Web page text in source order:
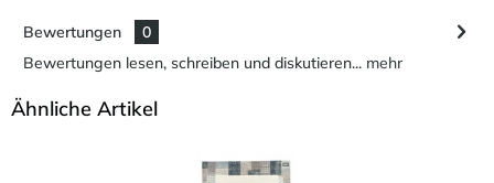
Bewertungen
0
Bewertungen lesen, schreiben und diskutieren... mehr
Ähnliche Artikel